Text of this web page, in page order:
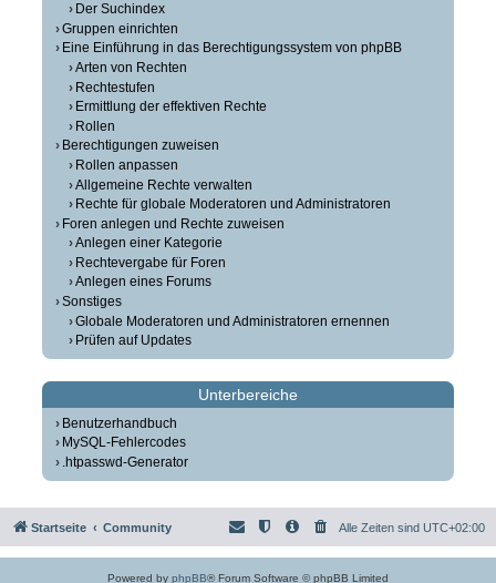
Der Suchindex
Gruppen einrichten
Eine Einführung in das Berechtigungssystem von phpBB
Arten von Rechten
Rechtestufen
Ermittlung der effektiven Rechte
Rollen
Berechtigungen zuweisen
Rollen anpassen
Allgemeine Rechte verwalten
Rechte für globale Moderatoren und Administratoren
Foren anlegen und Rechte zuweisen
Anlegen einer Kategorie
Rechtevergabe für Foren
Anlegen eines Forums
Sonstiges
Globale Moderatoren und Administratoren ernennen
Prüfen auf Updates
Unterbereiche
Benutzerhandbuch
MySQL-Fehlercodes
.htpasswd-Generator
Startseite Community Alle Zeiten sind UTC+02:00
Powered by phpBB® Forum Software © phpBB Limited